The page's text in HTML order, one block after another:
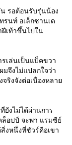
รอต้อนรับรุ่นน้อง
รนท์ อเล็กซานเด
เท้าขึ้นไปใน
เล่นเป็นแบ็คขวา
มจึงไม่แปลกใจว่า
ริงจังต่อเนื่องหลาย
ยังไม่ได้ผ่านการ
ล็อปป์ จะพา แรมซีย์
งหนึ่งที่ชัวร์คือเขา